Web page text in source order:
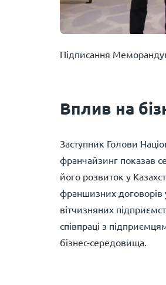
Підписання
Вплив на
Заступник Голови
франчайзинг показав
його розвиток у
франшизних договорів
вітчизняних
співпраці з
бізнес-середовища.